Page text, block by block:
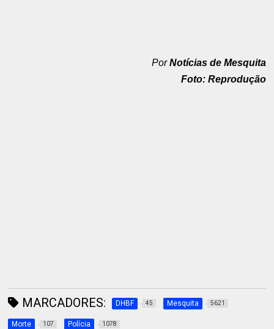
PorNotícias de Mesquita
Foto: Reprodução
MARCADORES: DHBF 45 Mesquita 5621
Morte 107 Polícia 1078